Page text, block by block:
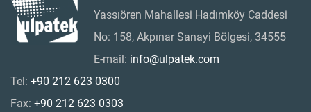
Yassıören Mahallesi Hadımköy Caddesi
No: 158, Akpınar Sanayi Bölgesi, 34555
E-mail: info@ulpatek.com
Tel: +90 212 623 0300
Fax: +90 212 623 0303